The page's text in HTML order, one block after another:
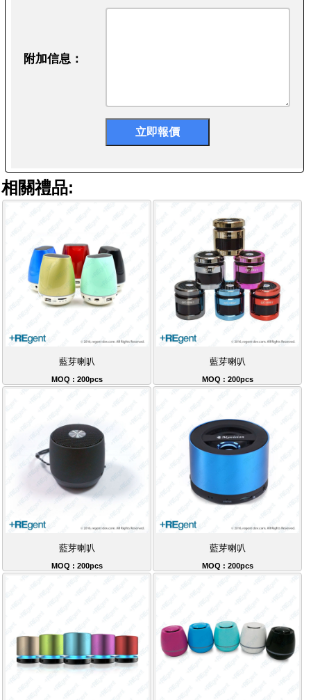
附加信息：
相關禮品:
藍芽喇叭
MOQ : 200pcs
藍芽喇叭
MOQ : 200pcs
藍芽喇叭
MOQ : 200pcs
藍芽喇叭
MOQ : 200pcs